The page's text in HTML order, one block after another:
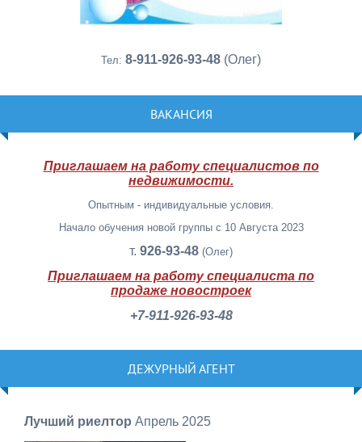
Тел: 8-911-926-93-48 (Олег)
ВАКАНСИЯ
Приглашаем на работу специалистов по
недвижимости.
Опытным - индивидуальные условия.
Начало обучения новой группы с 10 Августа 2023
т. 926-93-48 (Олег)
Приглашаем на работу специалиста по
продаже новостроек
+7-911-926-93-48
ДЕЖУРНЫЙ АГЕНТ
Лучший риелтор Апрель 2025